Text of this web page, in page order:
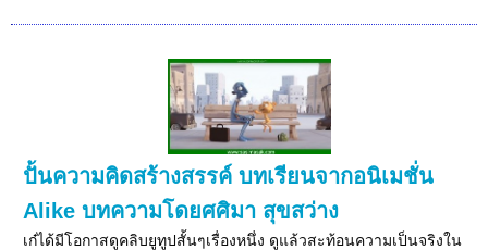
ปั้นความคิดสร้างสรรค์ บทเรียนจากอนิเมชั่น
Alike บทความโดยศศิมา สุขสว่าง
เก๋ได้มีโอกาสดูคลิบยูทูปสั้นๆเรื่องหนึ่ง ดูแล้วสะท้อนความเป็นจริงใน